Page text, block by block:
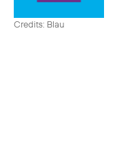
Credits: Blau